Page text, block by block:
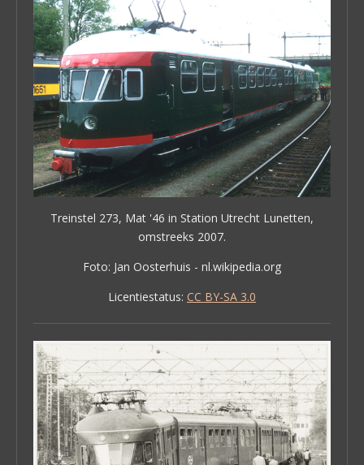
Treinstel 273, Mat '46 in Station Utrecht Lunetten,
omstreeks 2007.
Foto: Jan Oosterhuis - nl.wikipedia.org
Licentiestatus: CC BY-SA 3.0